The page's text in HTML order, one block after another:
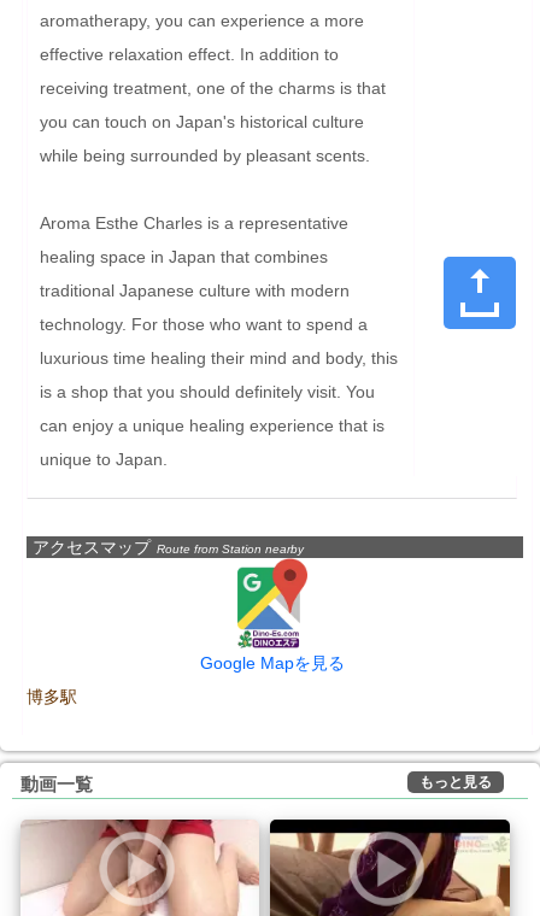
aromatherapy, you can experience a more
effective relaxation effect. In addition to
receiving treatment, one of the charms is that
you can touch on Japan's historical culture
while being surrounded by pleasant scents.
Aroma Esthe Charles is a representative
healing space in Japan that combines
traditional Japanese culture with modern
technology. For those who want to spend a
luxurious time healing their mind and body, this
is a shop that you should definitely visit. You
can enjoy a unique healing experience that is
unique to Japan.
アクセスマップ Route from Station nearby
Google Mapを見る
博多駅
動画一覧 もっと見る